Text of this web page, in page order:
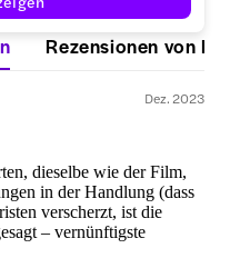
Rezensionen von
Dez. 2023
dieselbe wie der Film,
in der Handlung (dass
verscherzt, ist die
– vernünftigste